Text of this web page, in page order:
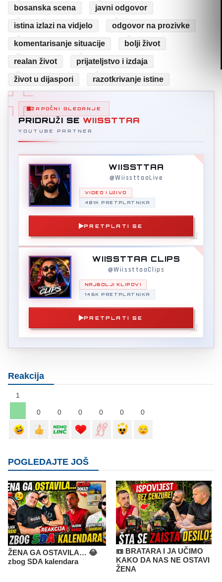
bosanska scena javni odgovor
istina izlazi na vidjelo odgovor na prozivke
komentarisanje situacije bolji život
realan život prijateljstvo i izdaja
život u dijaspori razotkrivanje istine
ZAPOČNI GLEDANJE
PRIDRUŽI SE WIISSTTAA
YOUTUBE PARTNER
WIISSTTAA
@WiissttaaLive
VIDEO I UŽIVO
401K PRETPLATNIKA
PRETPLATI SE
WIISSTTAA CLIPS
@WiissttaaClips
NAJBOLJI KLIPOVI
146K PRETPLATNIKA
PRETPLATI SE
Reakcija
1
0 0 0 0 0 0
POGLEDAJTE JOŠ
ŽENA GA OSTAVILA… 😂
zbog SDA kalendara
📼 BRATARA I JA UČIMO
KAKO DA NAS NE OSTAVI
ŽENA